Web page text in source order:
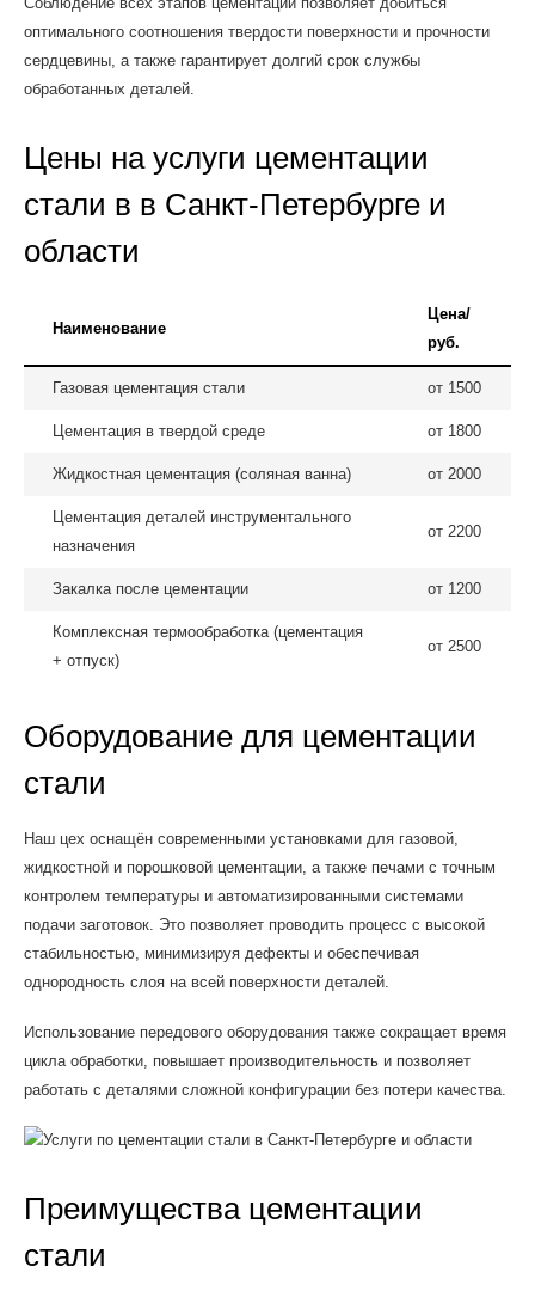
оптимального соотношения твердости поверхности и прочности
сердцевины, а также гарантирует долгий срок службы
обработанных деталей.
Цены на услуги цементации
стали в в Санкт-Петербурге и
области
Наименование
Цена/
руб.
Газовая цементация стали от 1500
Цементация в твердой среде от 1800
Жидкостная цементация (соляная ванна) от 2000
Цементация деталей инструментального
назначения
от 2200
Закалка после цементации от 1200
Комплексная термообработка (цементация
+ отпуск)
от 2500
Оборудование для цементации
стали
Наш цех оснащён современными установками для газовой,
жидкостной и порошковой цементации, а также печами с точным
контролем температуры и автоматизированными системами
подачи заготовок. Это позволяет проводить процесс с высокой
стабильностью, минимизируя дефекты и обеспечивая
однородность слоя на всей поверхности деталей.
Использование передового оборудования также сокращает время
цикла обработки, повышает производительность и позволяет
работать с деталями сложной конфигурации без потери качества.
Преимущества цементации
стали